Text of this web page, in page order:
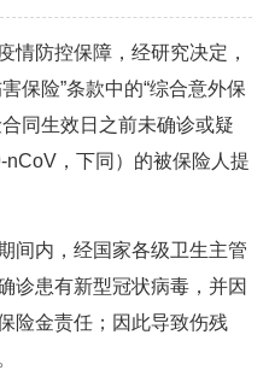
防控保障，经研究决定，
保险”条款中的“综合意外保
同生效日之前未确诊或疑
，下同）的被保险人提
内，经国家各级卫生主管
诊患有新型冠状病毒，并因
险金责任；因此导致伤残